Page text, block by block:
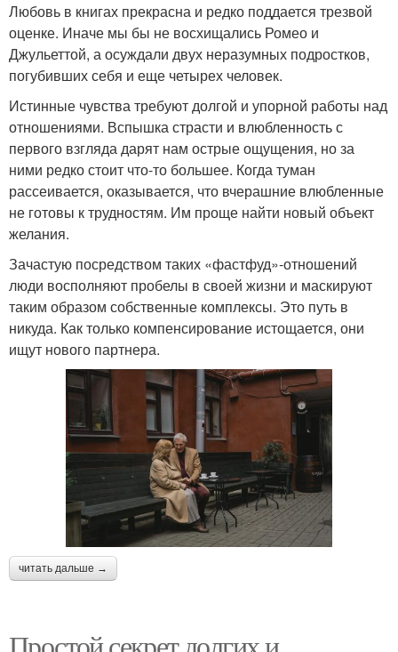
Любовь в книгах прекрасна и редко поддается трезвой
оценке. Иначе мы бы не восхищались Ромео и
Джульеттой, а осуждали двух неразумных подростков,
погубивших себя и еще четырех человек.
Истинные чувства требуют долгой и упорной работы над
отношениями. Вспышка страсти и влюбленность с
первого взгляда дарят нам острые ощущения, но за
ними редко стоит что-то большее. Когда туман
рассеивается, оказывается, что вчерашние влюбленные
не готовы к трудностям. Им проще найти новый объект
желания.
Зачастую посредством таких «фастфуд»-отношений
люди восполняют пробелы в своей жизни и маскируют
таким образом собственные комплексы. Это путь в
никуда. Как только компенсирование истощается, они
ищут нового партнера.
читать дальше →